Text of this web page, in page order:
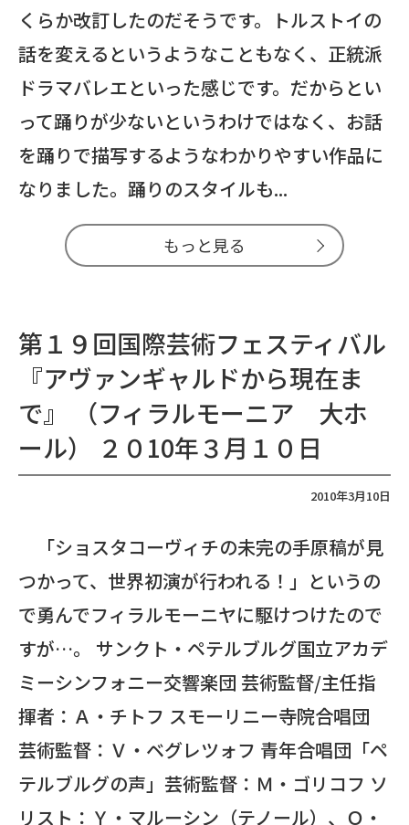
くらか改訂したのだそうです。トルストイの
話を変えるというようなこともなく、正統派
ドラマバレエといった感じです。だからとい
って踊りが少ないというわけではなく、お話
を踊りで描写するようなわかりやすい作品に
なりました。踊りのスタイルも...
もっと見る
第１９回国際芸術フェスティバル
『アヴァンギャルドから現在ま
で』 （フィラルモーニア 大ホ
ール） ２０10年３月１０日
2010年3月10日
「ショスタコーヴィチの未完の手原稿が見
つかって、世界初演が行われる！」というの
で勇んでフィラルモーニヤに駆けつけたので
すが…。 サンクト・ペテルブルグ国立アカデ
ミーシンフォニー交響楽団 芸術監督/主任指
揮者：Ａ・チトフ スモーリニー寺院合唱団
芸術監督：Ｖ・ベグレツォフ 青年合唱団「ペ
テルブルグの声」芸術監督：Ｍ・ゴリコフ ソ
リスト：Ｙ・マルーシン（テノール）、Ｏ・